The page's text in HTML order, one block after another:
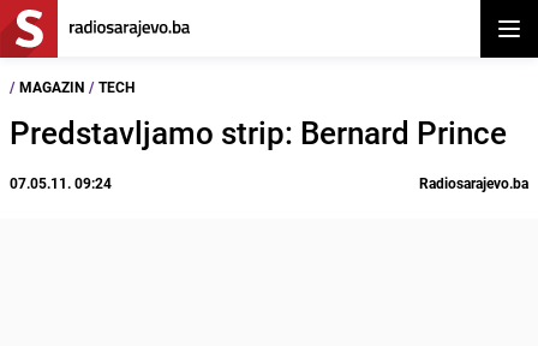
/ MAGAZIN / TECH
Predstavljamo strip: Bernard Prince
07.05.11. 09:24 Radiosarajevo.ba